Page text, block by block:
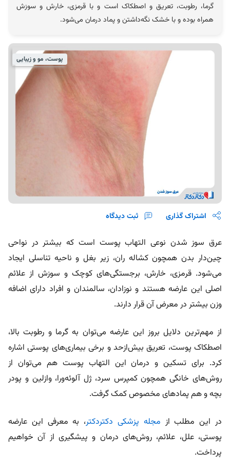
گرما، رطوبت، تعریق و اصطکاک است و با قرمزی، خارش و سوزش
همراه بوده و با خشک نگه‌داشتن و پماد درمان می‌شود.
پوست، مو و زیبایی
اشتراک گذاری ثبت دیدگاه
عرق‌ سوز شدن نوعی التهاب پوست است که بیشتر در نواحی
چین‌دار بدن همچون کشاله ران، زیر بغل و ناحیه تناسلی ایجاد
می‌شود. قرمزی، خارش، برجستگی‌های کوچک و سوزش از علائم
اصلی این عارضه هستند و نوزادان، سالمندان و افراد دارای اضافه‌
وزن بیشتر در معرض آن قرار دارند.
از مهم‌ترین دلایل بروز این عارضه می‌توان به گرما و رطوبت بالا،
اصطکاک پوست، تعریق بیش‌ازحد و برخی بیماری‌های پوستی اشاره
کرد. برای تسکین و درمان این التهاب پوست هم می‌توان از
روش‌های خانگی همچون کمپرس سرد، ژل آلوئه‌ورا، وازلین و پودر
بچه و هم پمادهای مخصوص کمک گرفت.
در این مطلب از مجله پزشکی دکتردکتر، به معرفی این عارضه
پوستی، علل، علائم، روش‌های درمان و پیشگیری از آن خواهیم
پرداخت.